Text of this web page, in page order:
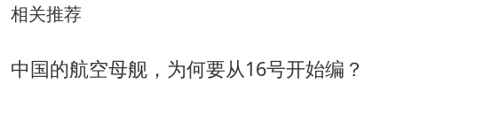
相关推荐
中国的航空母舰，为何要从16号开始编？